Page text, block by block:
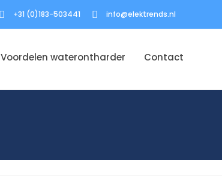
+31 (0)183-503441 info@elektrends.nl
Voordelen waterontharder Contact